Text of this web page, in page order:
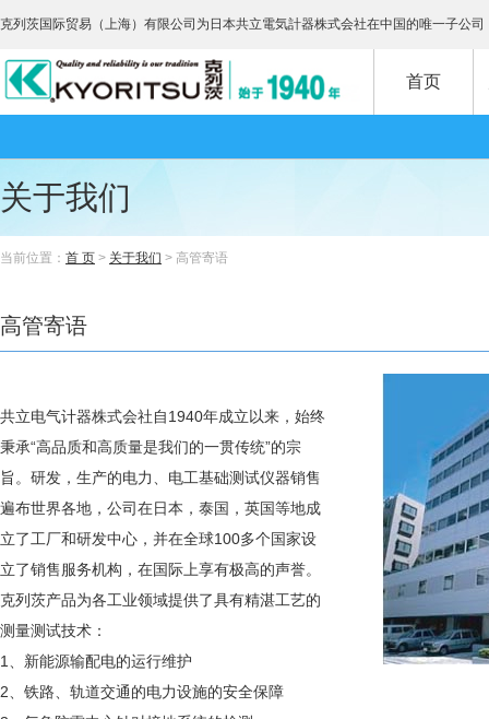
克列茨国际贸易（上海）有限公司为日本共立電気計器株式会社在中国的唯一子公司
首页
关于我们
当前位置： 首 页 > 关于我们 > 高管寄语
高管寄语
共立电气计器株式会社自1940年成立以来，始终
秉承“高品质和高质量是我们的一贯传统”的宗
旨。研发，生产的电力、电工基础测试仪器销售
遍布世界各地，公司在日本，泰国，英国等地成
立了工厂和研发中心，并在全球100多个国家设
立了销售服务机构，在国际上享有极高的声誉。
克列茨产品为各工业领域提供了具有精湛工艺的
测量测试技术：
1、新能源输配电的运行维护
2、铁路、轨道交通的电力设施的安全保障